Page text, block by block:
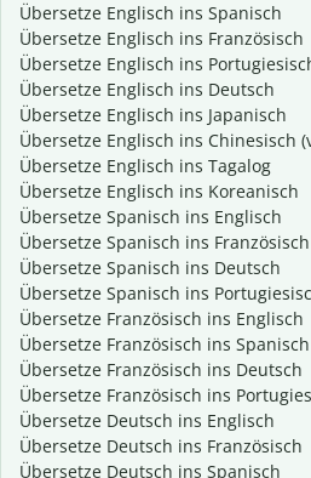
Übersetze Englisch ins Spanisch
Übersetze Englisch ins Französisch
Übersetze Englisch ins
Übersetze Englisch ins Deutsch
Übersetze Englisch ins Japanisch
Übersetze Englisch ins Chinesisch
Übersetze Englisch ins Tagalog
Übersetze Englisch ins Koreanisch
Übersetze Spanisch ins Englisch
Übersetze Spanisch ins Französisch
Übersetze Spanisch ins Deutsch
Übersetze Spanisch ins
Übersetze Französisch ins Englisch
Übersetze Französisch ins Spanisch
Übersetze Französisch ins Deutsch
Übersetze Französisch ins
Übersetze Deutsch ins Englisch
Übersetze Deutsch ins Französisch
Übersetze Deutsch ins Spanisch